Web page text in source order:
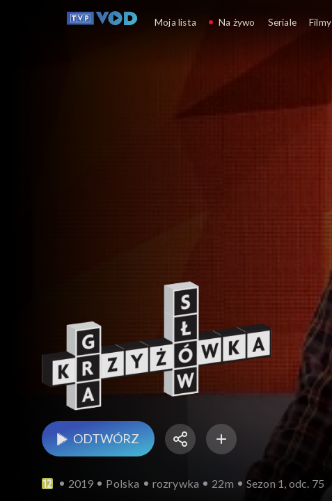
ODTWÓRZ
2019 Polska rozrywka 22m Sezon 1, odc. 75
Moja lista Na żywo Seriale Filmy